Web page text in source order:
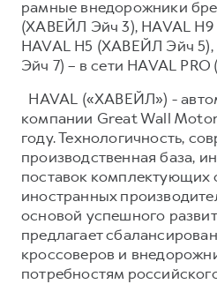
рамные внедорожники
(ХАВЕЙЛ Эйч 3), HAVAL
HAVAL H5 (ХАВЕЙЛ Эйч
Эйч 7) – в сети HAVAL
HAVAL («ХАВЕЙЛ») -
компании Great Wall
году. Технологичность,
производственная база,
поставок комплектующих
иностранных
основой успешного
предлагает
кроссоверов и
потребностям